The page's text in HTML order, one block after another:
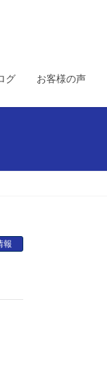
グ お客様の声
報